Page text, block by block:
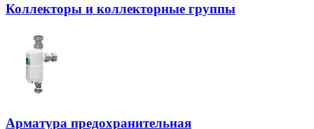
Коллекторы и коллекторные группы
Арматура предохранительная